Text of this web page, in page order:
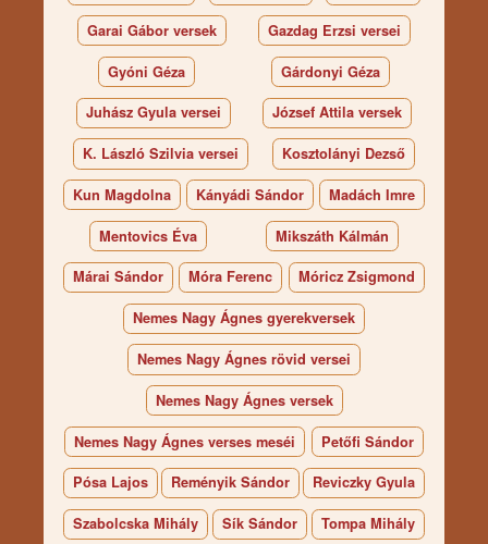
Garai Gábor versek Gazdag Erzsi versei
Gyóni Géza Gárdonyi Géza
Juhász Gyula versei József Attila versek
K. László Szilvia versei Kosztolányi Dezső
Kun Magdolna Kányádi Sándor Madách Imre
Mentovics Éva Mikszáth Kálmán
Márai Sándor Móra Ferenc Móricz Zsigmond
Nemes Nagy Ágnes gyerekversek
Nemes Nagy Ágnes rövid versei
Nemes Nagy Ágnes versek
Nemes Nagy Ágnes verses meséi Petőfi Sándor
Pósa Lajos Reményik Sándor Reviczky Gyula
Szabolcska Mihály Sík Sándor Tompa Mihály